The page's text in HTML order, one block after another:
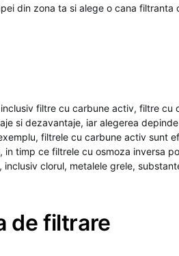
din zona ta si alege o cana filtranta
filtre cu carbune activ, filtre cu
si dezavantaje, iar alegerea
filtrele cu carbune activ sunt
timp ce filtrele cu osmoza inversa
clorul, metalele grele,
de filtrare